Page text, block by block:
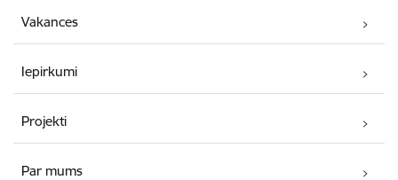
Vakances
Iepirkumi
Projekti
Par mums